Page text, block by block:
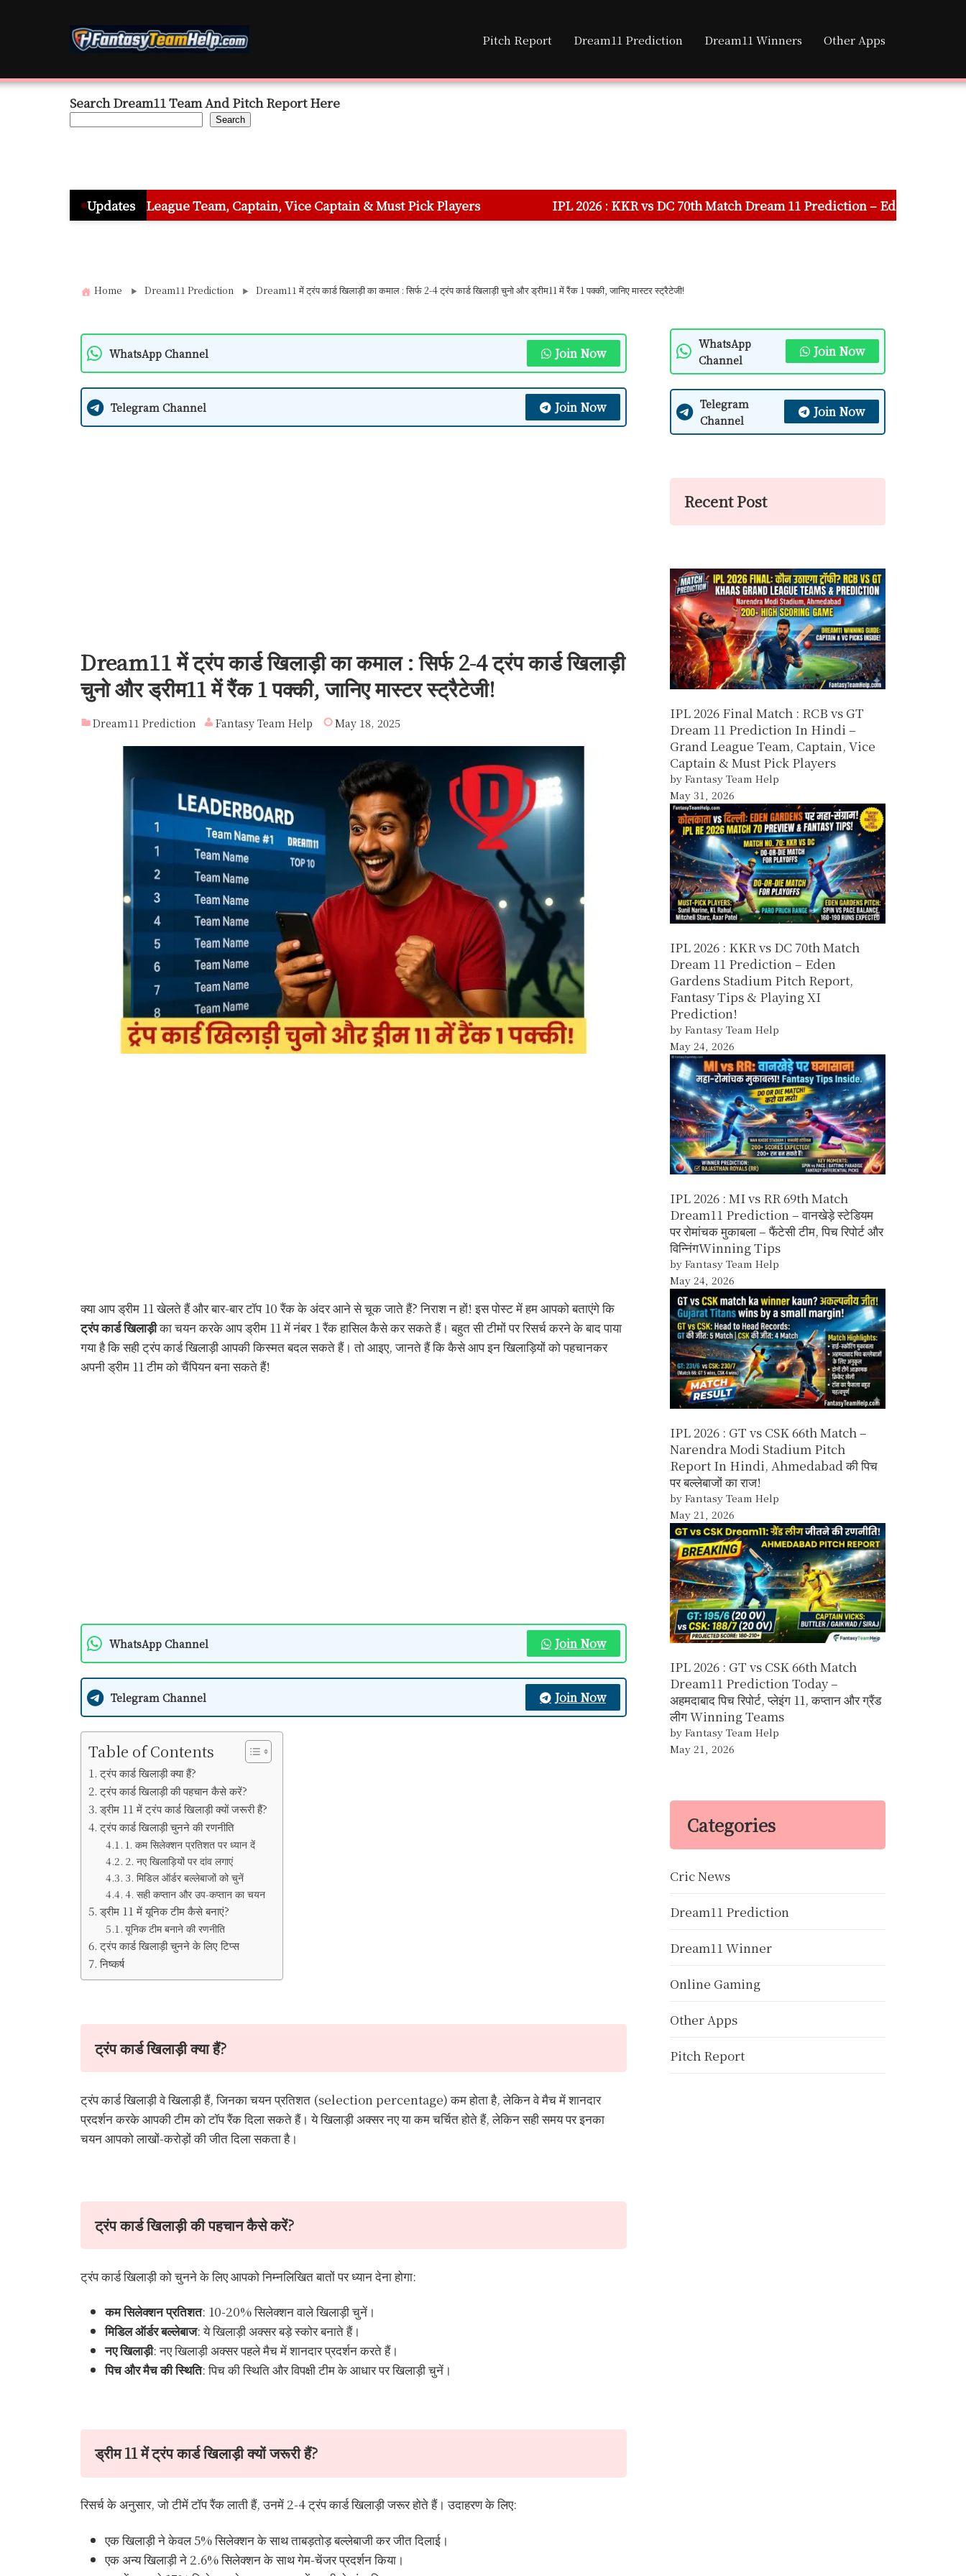
Pitch Report Dream11 Prediction Dream11 Winners Other Apps
Search Dream11 Team And Pitch Report Here
Search
Updates
League Team, Captain, Vice Captain & Must Pick Players IPL 2026 : KKR vs DC 70th Match Dream 11 Prediction – Eden Gardens Stadium Pitch
Home Dream11 Prediction Dream11 में ट्रंप कार्ड खिलाड़ी का कमाल : सिर्फ 2-4 ट्रंप कार्ड खिलाड़ी चुनो और ड्रीम11 में रैंक 1 पक्की, जानिए मास्टर स्ट्रैटेजी!
WhatsApp Channel Join Now
Telegram Channel Join Now
Dream11 में ट्रंप कार्ड खिलाड़ी का कमाल : सिर्फ 2-4 ट्रंप कार्ड खिलाड़ी
चुनो और ड्रीम11 में रैंक 1 पक्की, जानिए मास्टर स्ट्रैटेजी!
Dream11 Prediction Fantasy Team Help May 18, 2025
क्या आप ड्रीम 11 खेलते हैं और बार-बार टॉप 10 रैंक के अंदर आने से चूक जाते हैं? निराश न हों! इस पोस्ट में हम आपको बताएंगे कि
ट्रंप कार्ड खिलाड़ीका चयन करके आप ड्रीम 11 में नंबर 1 रैंक हासिल कैसे कर सकते हैं। बहुत सी टीमों पर रिसर्च करने के बाद पाया
गया है कि सही ट्रंप कार्ड खिलाड़ी आपकी किस्मत बदल सकते हैं। तो आइए, जानते हैं कि कैसे आप इन खिलाड़ियों को पहचानकर
अपनी ड्रीम 11 टीम को चैंपियन बना सकते हैं!
WhatsApp Channel Join Now
Telegram Channel Join Now
Table of Contents
ट्रंप कार्ड खिलाड़ी क्या हैं?
ट्रंप कार्ड खिलाड़ी की पहचान कैसे करें?
ड्रीम 11 में ट्रंप कार्ड खिलाड़ी क्यों जरूरी हैं?
ट्रंप कार्ड खिलाड़ी चुनने की रणनीति
1. कम सिलेक्शन प्रतिशत पर ध्यान दें
2. नए खिलाड़ियों पर दांव लगाएं
3. मिडिल ऑर्डर बल्लेबाजों को चुनें
4. सही कप्तान और उप-कप्तान का चयन
ड्रीम 11 में यूनिक टीम कैसे बनाएं?
यूनिक टीम बनाने की रणनीति
ट्रंप कार्ड खिलाड़ी चुनने के लिए टिप्स
निष्कर्ष
ट्रंप कार्ड खिलाड़ी क्या हैं?
ट्रंप कार्ड खिलाड़ी वे खिलाड़ी हैं, जिनका चयन प्रतिशत (selection percentage) कम होता है, लेकिन वे मैच में शानदार
प्रदर्शन करके आपकी टीम को टॉप रैंक दिला सकते हैं। ये खिलाड़ी अक्सर नए या कम चर्चित होते हैं, लेकिन सही समय पर इनका
चयन आपको लाखों-करोड़ों की जीत दिला सकता है।
ट्रंप कार्ड खिलाड़ी की पहचान कैसे करें?
ट्रंप कार्ड खिलाड़ी को चुनने के लिए आपको निम्नलिखित बातों पर ध्यान देना होगा:
कम सिलेक्शन प्रतिशत: 10-20% सिलेक्शन वाले खिलाड़ी चुनें।
मिडिल ऑर्डर बल्लेबाज: ये खिलाड़ी अक्सर बड़े स्कोर बनाते हैं।
नए खिलाड़ी: नए खिलाड़ी अक्सर पहले मैच में शानदार प्रदर्शन करते हैं।
पिच और मैच की स्थिति: पिच की स्थिति और विपक्षी टीम के आधार पर खिलाड़ी चुनें।
ड्रीम 11 में ट्रंप कार्ड खिलाड़ी क्यों जरूरी हैं?
रिसर्च के अनुसार, जो टीमें टॉप रैंक लाती हैं, उनमें 2-4 ट्रंप कार्ड खिलाड़ी जरूर होते हैं। उदाहरण के लिए:
एक खिलाड़ी ने केवल 5% सिलेक्शन के साथ ताबड़तोड़ बल्लेबाजी कर जीत दिलाई।
एक अन्य खिलाड़ी ने 2.6% सिलेक्शन के साथ गेम-चेंजर प्रदर्शन किया।
WhatsApp
Channel
Join Now
Telegram
Channel
Join Now
Recent Post
IPL 2026 Final Match : RCB vs GT
Dream 11 Prediction In Hindi –
Grand League Team, Captain, Vice
Captain & Must Pick Players
by Fantasy Team Help
May 31, 2026
IPL 2026 : KKR vs DC 70th Match
Dream 11 Prediction – Eden
Gardens Stadium Pitch Report,
Fantasy Tips & Playing XI
Prediction!
by Fantasy Team Help
May 24, 2026
IPL 2026 : MI vs RR 69th Match
Dream11 Prediction – वानखेड़े स्टेडियम
पर रोमांचक मुकाबला – फैंटेसी टीम, पिच रिपोर्ट और
विन्निंगWinning Tips
by Fantasy Team Help
May 24, 2026
IPL 2026 : GT vs CSK 66th Match –
Narendra Modi Stadium Pitch
Report In Hindi, Ahmedabad की पिच
पर बल्लेबाजों का राज!
by Fantasy Team Help
May 21, 2026
IPL 2026 : GT vs CSK 66th Match
Dream11 Prediction Today –
अहमदाबाद पिच रिपोर्ट, प्लेइंग 11, कप्तान और ग्रैंड
लीग Winning Teams
by Fantasy Team Help
May 21, 2026
Categories
Cric News
Dream11 Prediction
Dream11 Winner
Online Gaming
Other Apps
Pitch Report